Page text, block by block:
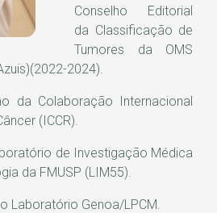
Conselho Editorial
da Classificação de
Tumores da OMS
2024).
da Colaboração Internacional
(ICCR).
de Investigação Médica
da FMUSP (LIM55).
Laboratório Genoa/LPCM.